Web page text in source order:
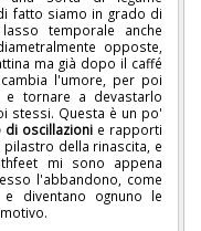
fatto siamo in grado di
temporale anche
opposte,
ma già dopo il caffé
l'umore, per poi
tornare a devastarlo
stessi. Questa è un po'
di oscillazioni e rapporti
della rinascita, e
mi sono appena
l'abbandono, come
diventano ognuno le